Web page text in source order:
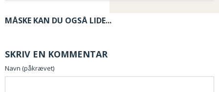
MÅSKE KAN DU OGSÅ LIDE...
SKRIV EN KOMMENTAR
Navn (påkrævet)